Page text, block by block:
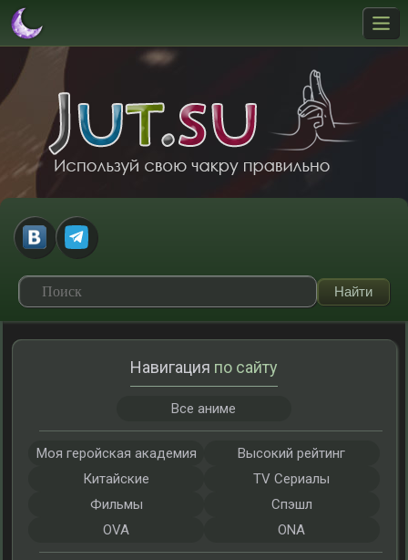
Навигация по сайту
Все аниме
Моя геройская академия
Высокий рейтинг
Китайские
TV Сериалы
Фильмы
Спэшл
OVA
ONA